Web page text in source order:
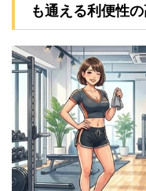
も通える利便性